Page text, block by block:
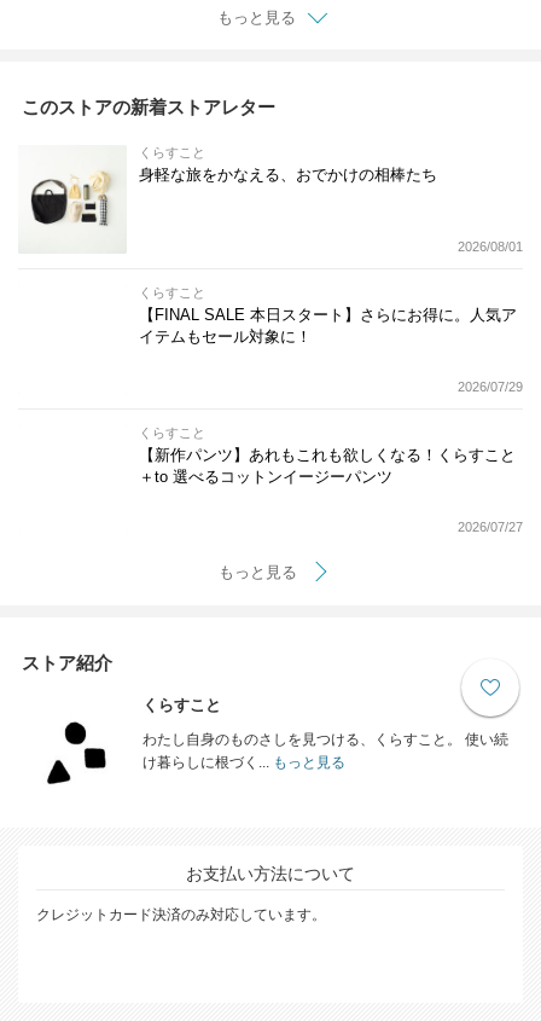
もっと見る
このストアの新着ストアレター
くらすこと
身軽な旅をかなえる、おでかけの相棒たち
2026/08/01
くらすこと
【FINAL SALE 本日スタート】さらにお得に。人気ア
イテムもセール対象に！
2026/07/29
くらすこと
【新作パンツ】あれもこれも欲しくなる！くらすこと
＋to 選べるコットンイージーパンツ
2026/07/27
もっと見る
ストア紹介
くらすこと
わたし自身のものさしを見つける、くらすこと。 使い続
け暮らしに根づく...もっと見る
お支払い方法について
クレジットカード決済のみ対応しています。